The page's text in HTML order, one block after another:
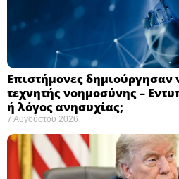
Επιστήμονες δημιούργησαν
τεχνητής νοημοσύνης –
ή λόγος ανησυχίας; ​
7 Αυγούστου 2026